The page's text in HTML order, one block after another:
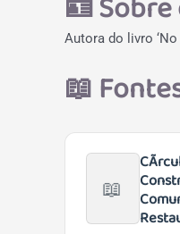
🪪
Autora do livro
📖
📖